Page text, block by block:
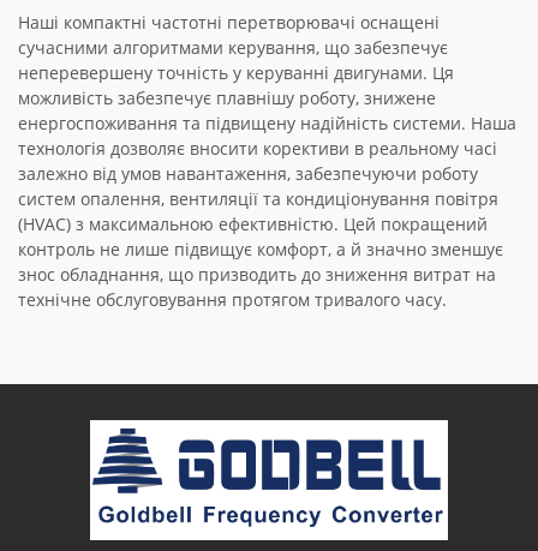
Наші компактні частотні перетворювачі оснащені
сучасними алгоритмами керування, що забезпечує
неперевершену точність у керуванні двигунами. Ця
можливість забезпечує плавнішу роботу, знижене
енергоспоживання та підвищену надійність системи. Наша
технологія дозволяє вносити корективи в реальному часі
залежно від умов навантаження, забезпечуючи роботу
систем опалення, вентиляції та кондиціонування повітря
(HVAC) з максимальною ефективністю. Цей покращений
контроль не лише підвищує комфорт, а й значно зменшує
знос обладнання, що призводить до зниження витрат на
технічне обслуговування протягом тривалого часу.